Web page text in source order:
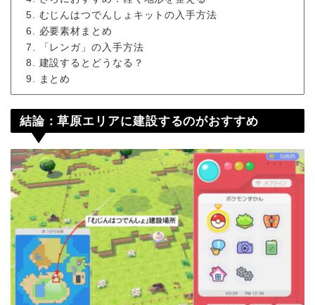
むじんはつでんしょキットの入手方法
必要素材まとめ
「レンガ」の入手方法
建設するとどうなる？
まとめ
結論：草原エリアに建設するのがおすすめ